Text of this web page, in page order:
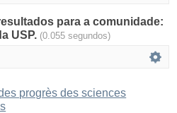
para a comunidade:
USP. (0.055 segundos)
progrès des sciences